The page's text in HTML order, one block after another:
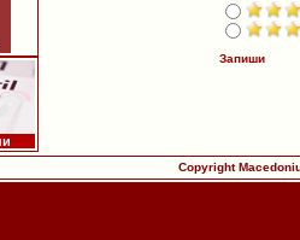
Запиши
Copyright